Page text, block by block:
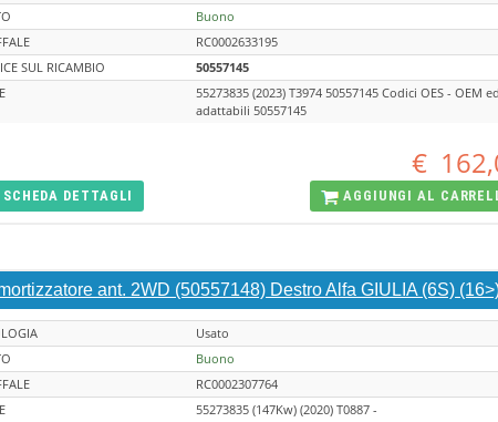
Buono
RC0002633195
SUL RICAMBIO
50557145
55273835 (2023) T3974 50557145 Codici OES - OEM ed
adattabili 50557145
€
SCHEDA DETTAGLI AGGIUNGI AL
ant. 2WD (50557148) Destro Alfa GIULIA (6S)
Usato
Buono
RC0002307764
55273835 (147Kw) (2020) T0887 -